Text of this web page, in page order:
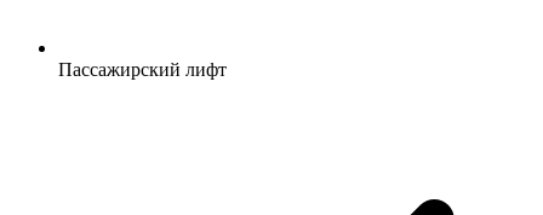
Пассажирский лифт